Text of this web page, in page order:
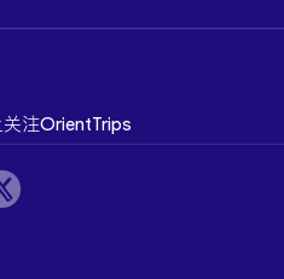
注OrientTrips